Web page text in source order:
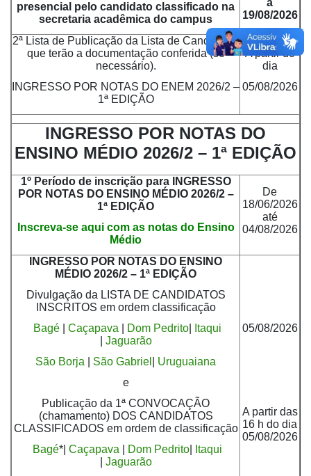
presencial pelo candidato classificado na
secretaria acadêmica do campus
a
19/08/2026
2ª Lista de Publicação da Lista de Candidatos
que terão a documentação conferida (se
necessário).
INGRESSO POR NOTAS DO ENEM 2026/2 –
1ª EDIÇÃO
A partir do
dia
05/08/2026
INGRESSO POR NOTAS DO
ENSINO MÉDIO 2026/2 – 1ª EDIÇÃO
1º Período de inscrição para INGRESSO
POR NOTAS DO ENSINO MÉDIO 2026/2 –
1ª EDIÇÃO
Inscreva-se aqui com as notas do Ensino
Médio
De
18/06/2026
até
04/08/2026
INGRESSO POR NOTAS DO ENSINO
MÉDIO 2026/2 – 1ª EDIÇÃO
Divulgação da LISTA DE CANDIDATOS
INSCRITOS em ordem classificação
Bagé| Caçapava Dom Pedrito|
Itaqui
Jaguarão
São Borja
São Gabriel
Uruguaiana
e
Publicação da 1ª CONVOCAÇÃO
(chamamento) DOS CANDIDATOS
CLASSIFICADOS em ordem de classificação
Bagé*| Caçapava Dom Pedrito|
Itaqui
Jaguarão
05/08/2026
A partir das
16 h do dia
05/08/2026